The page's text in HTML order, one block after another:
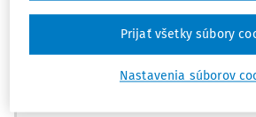
Vďaka registrácii získate
vybranému
Nastavenia súborov
Prijať všetky súbory